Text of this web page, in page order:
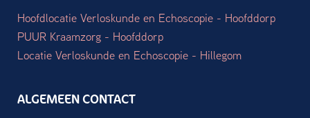
Hoofdlocatie Verloskunde en Echoscopie - Hoofddorp
PUUR Kraamzorg - Hoofddorp
Locatie Verloskunde en Echoscopie - Hillegom
ALGEMEEN CONTACT